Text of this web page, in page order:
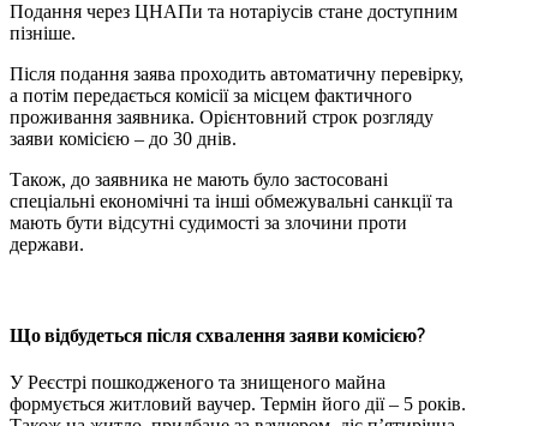
Подання через ЦНАПи та нотаріусів стане доступним
пізніше.
Після подання заява проходить автоматичну перевірку,
а потім передається комісії за місцем фактичного
проживання заявника. Орієнтовний строк розгляду
заяви комісією – до 30 днів.
Також, до заявника не мають було застосовані
спеціальні економічні та інші обмежувальні санкції та
мають бути відсутні судимості за злочини проти
держави.
Що відбудеться після схвалення заяви комісією?
У Реєстрі пошкодженого та знищеного майна
формується житловий ваучер. Термін його дії – 5 років.